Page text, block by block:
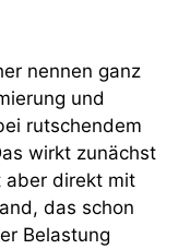
nennen ganz
und
rutschendem
wirkt zunächst
aber direkt mit
das schon
Belastung